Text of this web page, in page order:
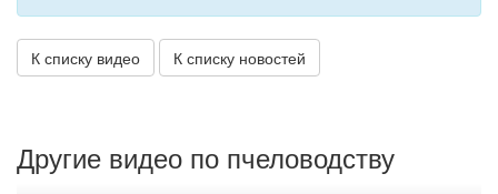
К списку видео К списку новостей
Другие видео по пчеловодству